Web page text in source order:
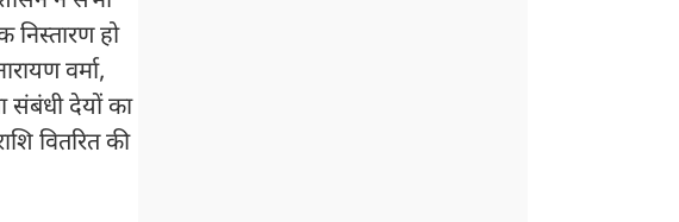
हो
वर्मा,
संबंधी देयों का
वितरित की